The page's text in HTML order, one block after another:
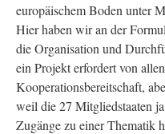
europäischem Boden unter
Hier haben wir an der
die Organisation und
ein Projekt erfordert von
Kooperationsbereitschaft,
weil die 27 Mitgliedstaaten
Zugänge zu einer Thematik